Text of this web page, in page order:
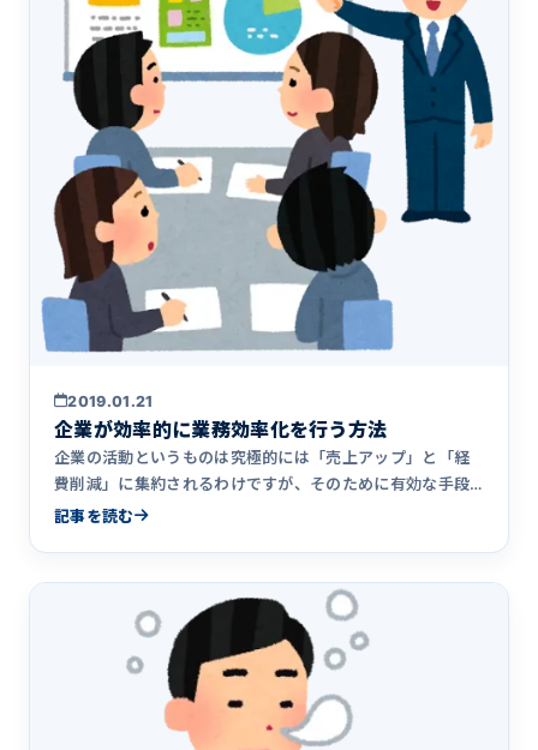
2019.01.21
企業が効率的に業務効率化を行う方法
企業の活動というものは究極的には「売上アップ」と「経
費削減」に集約されるわけですが、そのために有効な手段
として「業務効率&hellip;
記事を読む